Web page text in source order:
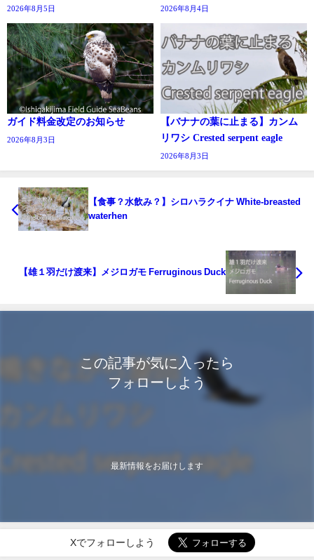
2026年8月5日 2026年8月4日
ガイド料金改定のお知らせ
2026年8月3日
【バナナの葉に止まる】カンム
リワシ Crested serpent eagle
2026年8月3日
【食事？水飲み？】シロハラクイナ White-breasted
waterhen
【雄１羽だけ渡来】メジロガモ Ferruginous Duck
この記事が気に入ったら
フォローしよう
最新情報をお届けします
Xでフォローしよう